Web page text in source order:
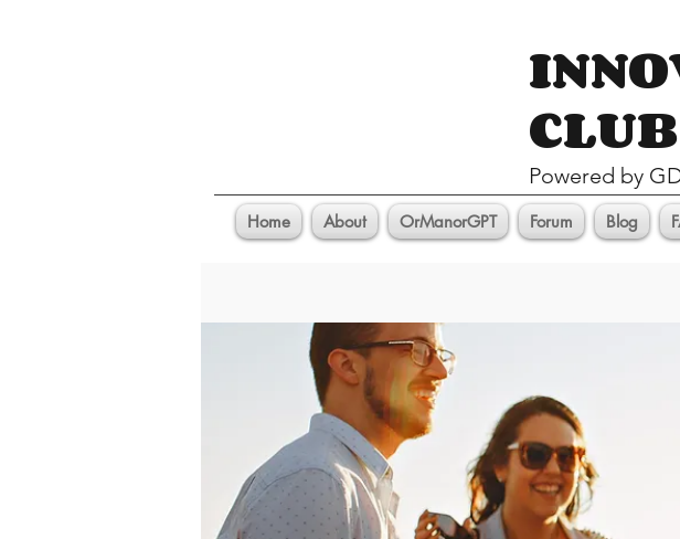
CLUB
Powered by
Home About OrManorGPT Forum Blog